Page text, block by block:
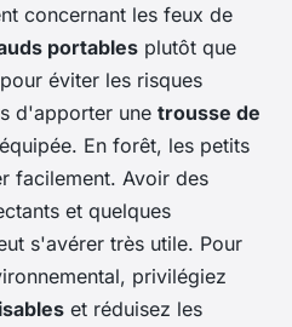
concernant les feux de
portables plutôt que
éviter les risques
d'apporter une trousse de
En forêt, les petits
facilement. Avoir des
et quelques
s'avérer très utile. Pour
privilégiez
et réduisez les